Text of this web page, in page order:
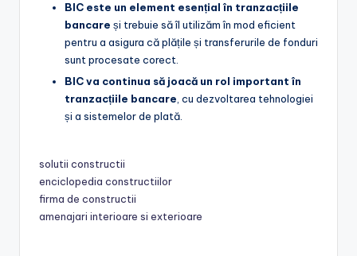
BIC este un element esențial în tranzacțiile
bancare și trebuie să îl utilizăm în mod eficient
pentru a asigura că plățile și transferurile de fonduri
sunt procesate corect.
BIC va continua să joacă un rol important în
tranzacțiile bancare , cu dezvoltarea tehnologiei
și a sistemelor de plată.
solutii constructii
enciclopedia constructiilor
firma de constructii
amenajari interioare si exterioare